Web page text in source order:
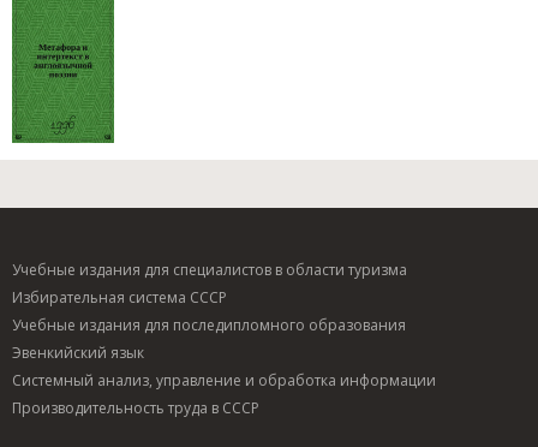
Учебные издания для специалистов в области туризма
Избирательная система СССР
Учебные издания для последипломного образования
Эвенкийский язык
Системный анализ, управление и обработка информации
Производительность труда в СССР